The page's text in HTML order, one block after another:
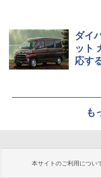
ダイ
ット
応す
も
本サイトのご利用につい